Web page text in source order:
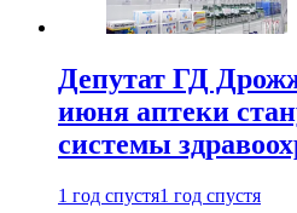
Депутат ГД
июня аптеки
системы
1 год спустя1 год спустя